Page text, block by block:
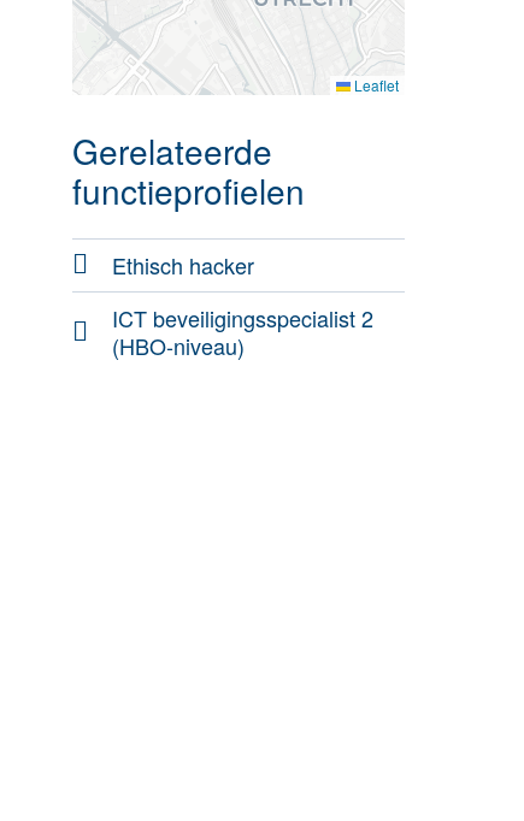
Leaflet
Gerelateerde
functieprofielen
Ethisch hacker
ICT beveiligingsspecialist 2
(HBO-niveau)